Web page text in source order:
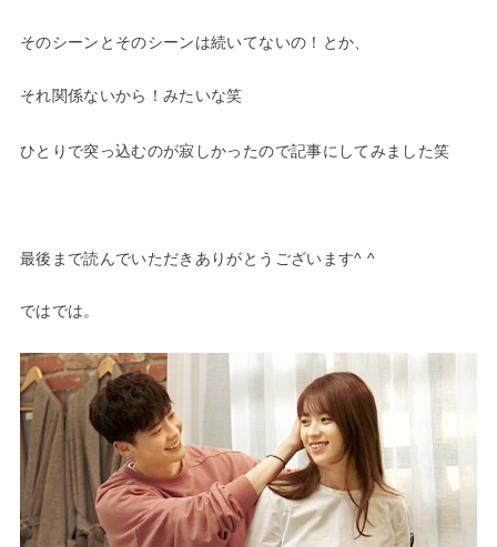
そのシーンとそのシーンは続いてないの！とか、
それ関係ないから！みたいな笑
ひとりで突っ込むのが寂しかったので記事にしてみました笑
最後まで読んでいただきありがとうございます^ ^
ではでは。